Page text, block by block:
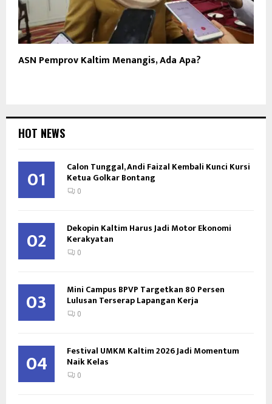
ASN Pemprov Kaltim Menangis, Ada Apa?
HOT NEWS
01 Calon Tunggal, Andi Faizal Kembali Kunci Kursi
Ketua Golkar Bontang
0
02 Dekopin Kaltim Harus Jadi Motor Ekonomi
Kerakyatan
0
03 Mini Campus BPVP Targetkan 80 Persen
Lulusan Terserap Lapangan Kerja
0
04 Festival UMKM Kaltim 2026 Jadi Momentum
Naik Kelas
0